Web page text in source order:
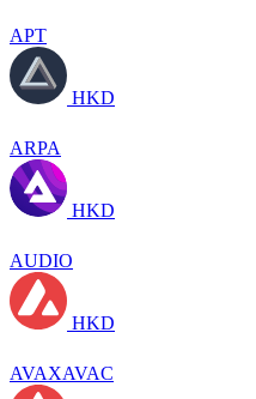
APT
HKD
ARPA
HKD
AUDIO
HKD
AVAXAVAC